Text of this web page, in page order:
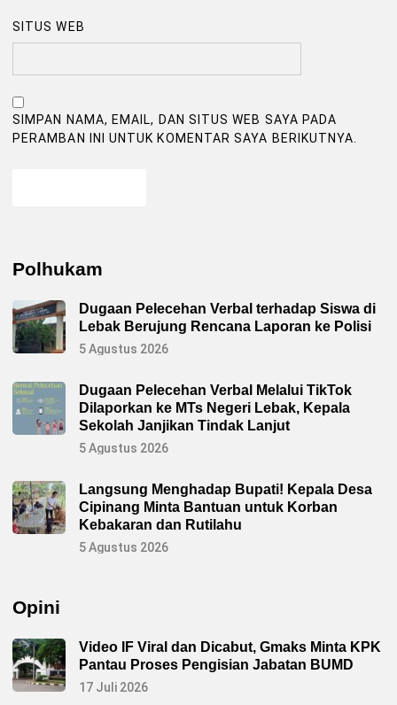
SITUS WEB
SIMPAN NAMA, EMAIL, DAN SITUS WEB SAYA PADA
PERAMBAN INI UNTUK KOMENTAR SAYA BERIKUTNYA.
Polhukam
Dugaan Pelecehan Verbal terhadap Siswa di
Lebak Berujung Rencana Laporan ke Polisi
5 Agustus 2026
Dugaan Pelecehan Verbal Melalui TikTok
Dilaporkan ke MTs Negeri Lebak, Kepala
Sekolah Janjikan Tindak Lanjut
5 Agustus 2026
Langsung Menghadap Bupati! Kepala Desa
Cipinang Minta Bantuan untuk Korban
Kebakaran dan Rutilahu
5 Agustus 2026
Opini
Video IF Viral dan Dicabut, Gmaks Minta KPK
Pantau Proses Pengisian Jabatan BUMD
17 Juli 2026